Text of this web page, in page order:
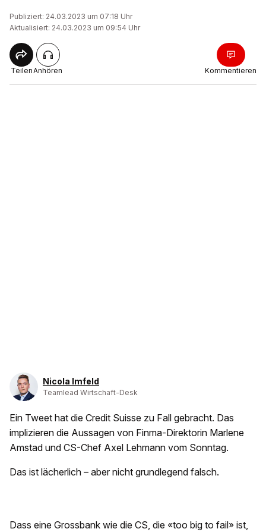
Publiziert: 24.03.2023 um 07:18 Uhr
Aktualisiert: 24.03.2023 um 09:54 Uhr
TeilenAnhören Kommentieren
Nicola Imfeld
Teamlead Wirtschaft-Desk
Ein Tweet hat die Credit Suisse zu Fall gebracht. Das
implizieren die Aussagen von Finma-Direktorin Marlene
Amstad und CS-Chef Axel Lehmann vom Sonntag.
Das ist lächerlich – aber nicht grundlegend falsch.
Dass eine Grossbank wie die CS, die «too big to fail» ist,